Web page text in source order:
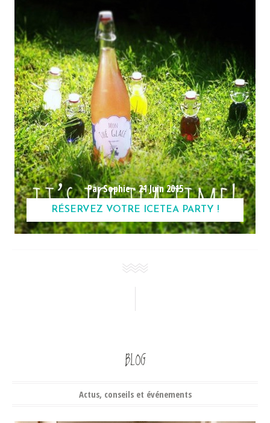
Par Sophie -21 Juin 2015
RÉSERVEZ VOTRE ICETEA PARTY !
BLOG
Actus, conseils et événements